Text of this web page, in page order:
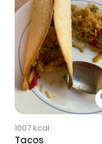
1007kcal
Tacos